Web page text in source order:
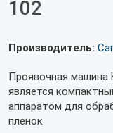
102
Производитель:
Проявочная машина
является
аппаратом для
пленок